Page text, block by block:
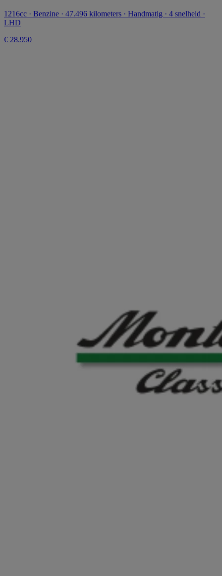
1216cc · Benzine · 47.496 kilometers · Handmatig · 4 snelheid ·
LHD
€ 28.950